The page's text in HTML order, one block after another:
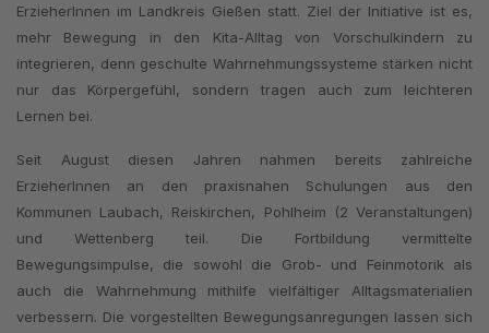
ErzieherInnen im Landkreis Gießen statt. Ziel der Initiative ist es,
mehr Bewegung in den Kita-Alltag von Vorschulkindern zu
integrieren, denn geschulte Wahrnehmungssysteme stärken nicht
nur das Körpergefühl, sondern tragen auch zum leichteren
Lernen bei.
Seit August diesen Jahren nahmen bereits zahlreiche
ErzieherInnen an den praxisnahen Schulungen aus den
Kommunen Laubach, Reiskirchen, Pohlheim (2 Veranstaltungen)
und Wettenberg teil. Die Fortbildung vermittelte
Bewegungsimpulse, die sowohl die Grob- und Feinmotorik als
auch die Wahrnehmung mithilfe vielfältiger Alltagsmaterialien
verbessern. Die vorgestellten Bewegungsanregungen lassen sich